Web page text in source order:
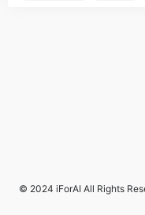
© 2024 iForAI All Rights